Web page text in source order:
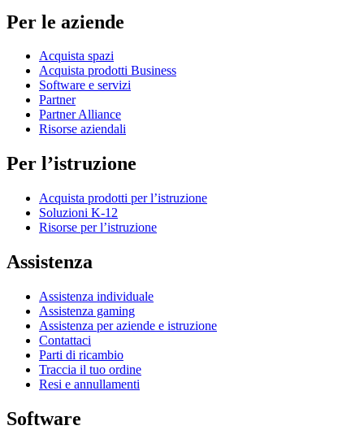
Per le aziende
Acquista spazi
Acquista prodotti Business
Software e servizi
Partner
Partner Alliance
Risorse aziendali
Per l’istruzione
Acquista prodotti per l’istruzione
Soluzioni K-12
Risorse per l’istruzione
Assistenza
Assistenza individuale
Assistenza gaming
Assistenza per aziende e istruzione
Contattaci
Parti di ricambio
Traccia il tuo ordine
Resi e annullamenti
Software